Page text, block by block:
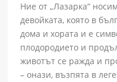
Ние от „Лазарка“
девойката, която в
дома и хората и е
плодородието и
животът се ражда и
– онази, възпята в